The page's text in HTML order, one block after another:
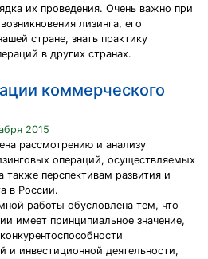
их проведения. Очень важно при
лизинга, его
стране, знать практику
в других странах.
коммерческого
2015
рассмотрению и анализу
операций, осуществляемых
перспективам развития и
в России.
работы обусловлена тем, что
имеет принципиальное значение,
и инвестиционной деятельности,